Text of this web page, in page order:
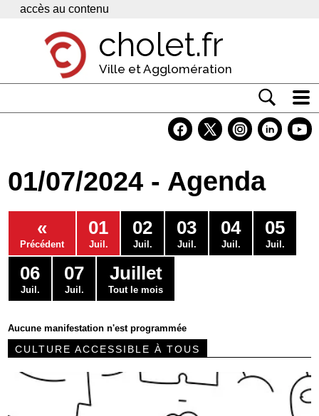
Panneau de gestion des cookies
accès au contenu
cholet.fr
Ville et Agglomération
Economie
Services
Contacts
01/07/2024 - Agenda
«
Précédent
01
Juil.
02
Juil.
03
Juil.
04
Juil.
05
Juil.
06
Juil.
07
Juil.
Juillet
Tout le mois
Aucune manifestation n'est programmée
CULTURE ACCESSIBLE À TOUS